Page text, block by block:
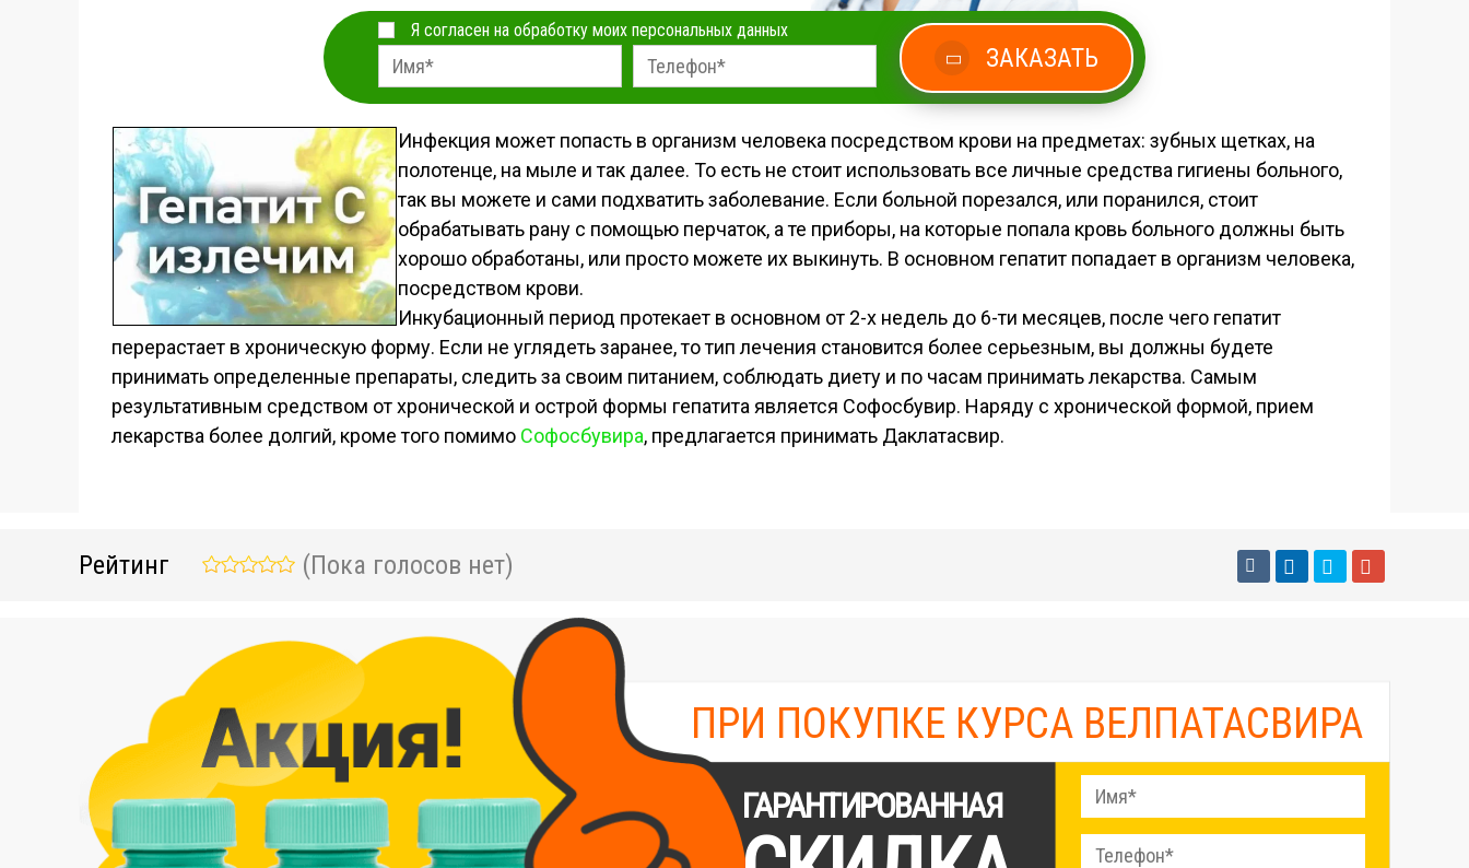
Я согласен на обработку моих персональных данных
ЗАКАЗАТЬ
Инфекция может попасть в организм человека посредством крови на предметах: зубных щетках, на
полотенце, на мыле и так далее. То есть не стоит использовать все личные средства гигиены больного,
так вы можете и сами подхватить заболевание. Если больной порезался, или поранился, стоит
обрабатывать рану с помощью перчаток, а те приборы, на которые попала кровь больного должны быть
хорошо обработаны, или просто можете их выкинуть. В основном гепатит попадает в организм человека,
посредством крови.
Инкубационный период протекает в основном от 2-х недель до 6-ти месяцев, после чего гепатит
перерастает в хроническую форму. Если не углядеть заранее, то тип лечения становится более серьезным, вы должны будете
принимать определенные препараты, следить за своим питанием, соблюдать диету и по часам принимать лекарства. Самым
результативным средством от хронической и острой формы гепатита является Софосбувир. Наряду с хронической формой, прием
лекарства более долгий, кроме того помимо Софосбувира, предлагается принимать Даклатасвир.
Рейтинг (Пока голосов нет)
ПРИ ПОКУПКЕ КУРСА ВЕЛПАТАСВИРА
ГАРАНТИРОВАННАЯ